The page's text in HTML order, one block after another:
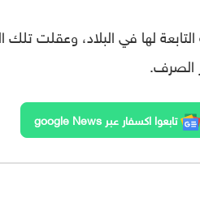
لها في البلاد، وعقلت
الصرف.
تابعوا اكسفار عبر google News